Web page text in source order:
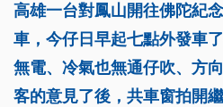
高雄一台對鳳山開往佛陀紀
車，今仔日早起七點外發車
無電、冷氣也無通仔吹、方
客的意見了後，共車窗拍開